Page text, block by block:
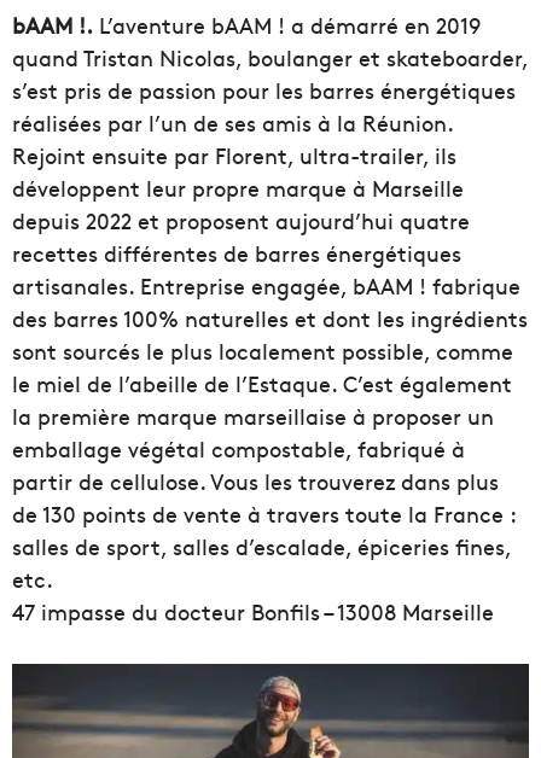
bAAM !. L’aventure bAAM ! a démarré en 2019
quand Tristan Nicolas, boulanger et skateboarder,
s’est pris de passion pour les barres énergétiques
réalisées par l’un de ses amis à la Réunion.
Rejoint ensuite par Florent, ultra-trailer, ils
développent leur propre marque à Marseille
depuis 2022 et proposent aujourd’hui quatre
recettes différentes de barres énergétiques
artisanales. Entreprise engagée, bAAM ! fabrique
des barres 100% naturelles et dont les ingrédients
sont sourcés le plus localement possible, comme
le miel de l’abeille de l’Estaque. C’est également
la première marque marseillaise à proposer un
emballage végétal compostable, fabriqué à
partir de cellulose. Vous les trouverez dans plus
de 130 points de vente à travers toute la France :
salles de sport, salles d’escalade, épiceries fines,
etc.
47 impasse du docteur Bonfils – 13008 Marseille